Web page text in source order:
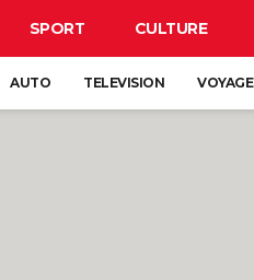
SPORT CULTURE
AUTO TELEVISION VOYAGE